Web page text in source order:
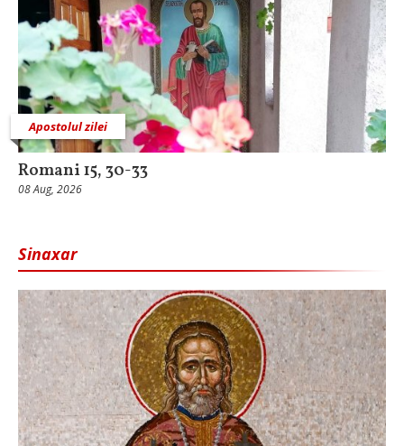
Apostolul zilei
Romani 15, 30-33
08 Aug, 2026
Sinaxar